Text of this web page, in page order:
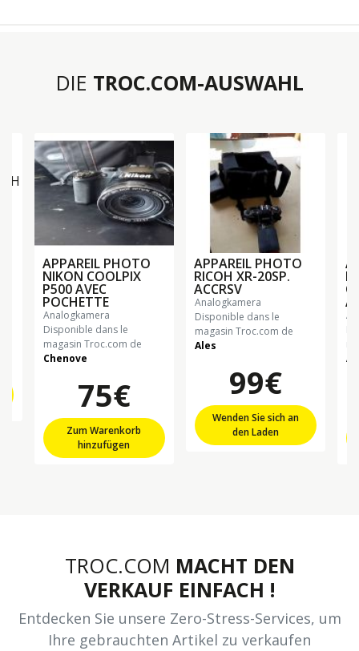
DIE TROC.COM-AUSWAHL
APPAREIL PHOTO
NIKON COOLPIX
P500 AVEC
POCHETTE
analogkamera
Disponible dans le
magasin Troc.com de
Chenove
75€
Zum Warenkorb
hinzufügen
APPAREIL PHOTO
RICOH XR-20SP.
ACCRSV
analogkamera
Disponible dans le
magasin Troc.com de
Ales
99€
Wenden Sie sich an
den Laden
TROC.COM MACHT DEN
VERKAUF EINFACH !
Entdecken Sie unsere Zero-Stress-Services, um
Ihre gebrauchten Artikel zu verkaufen